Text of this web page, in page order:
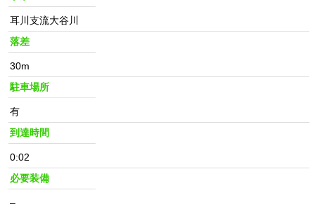
耳川支流大谷川
落差
30m
駐車場所
有
到達時間
0:02
必要装備
–